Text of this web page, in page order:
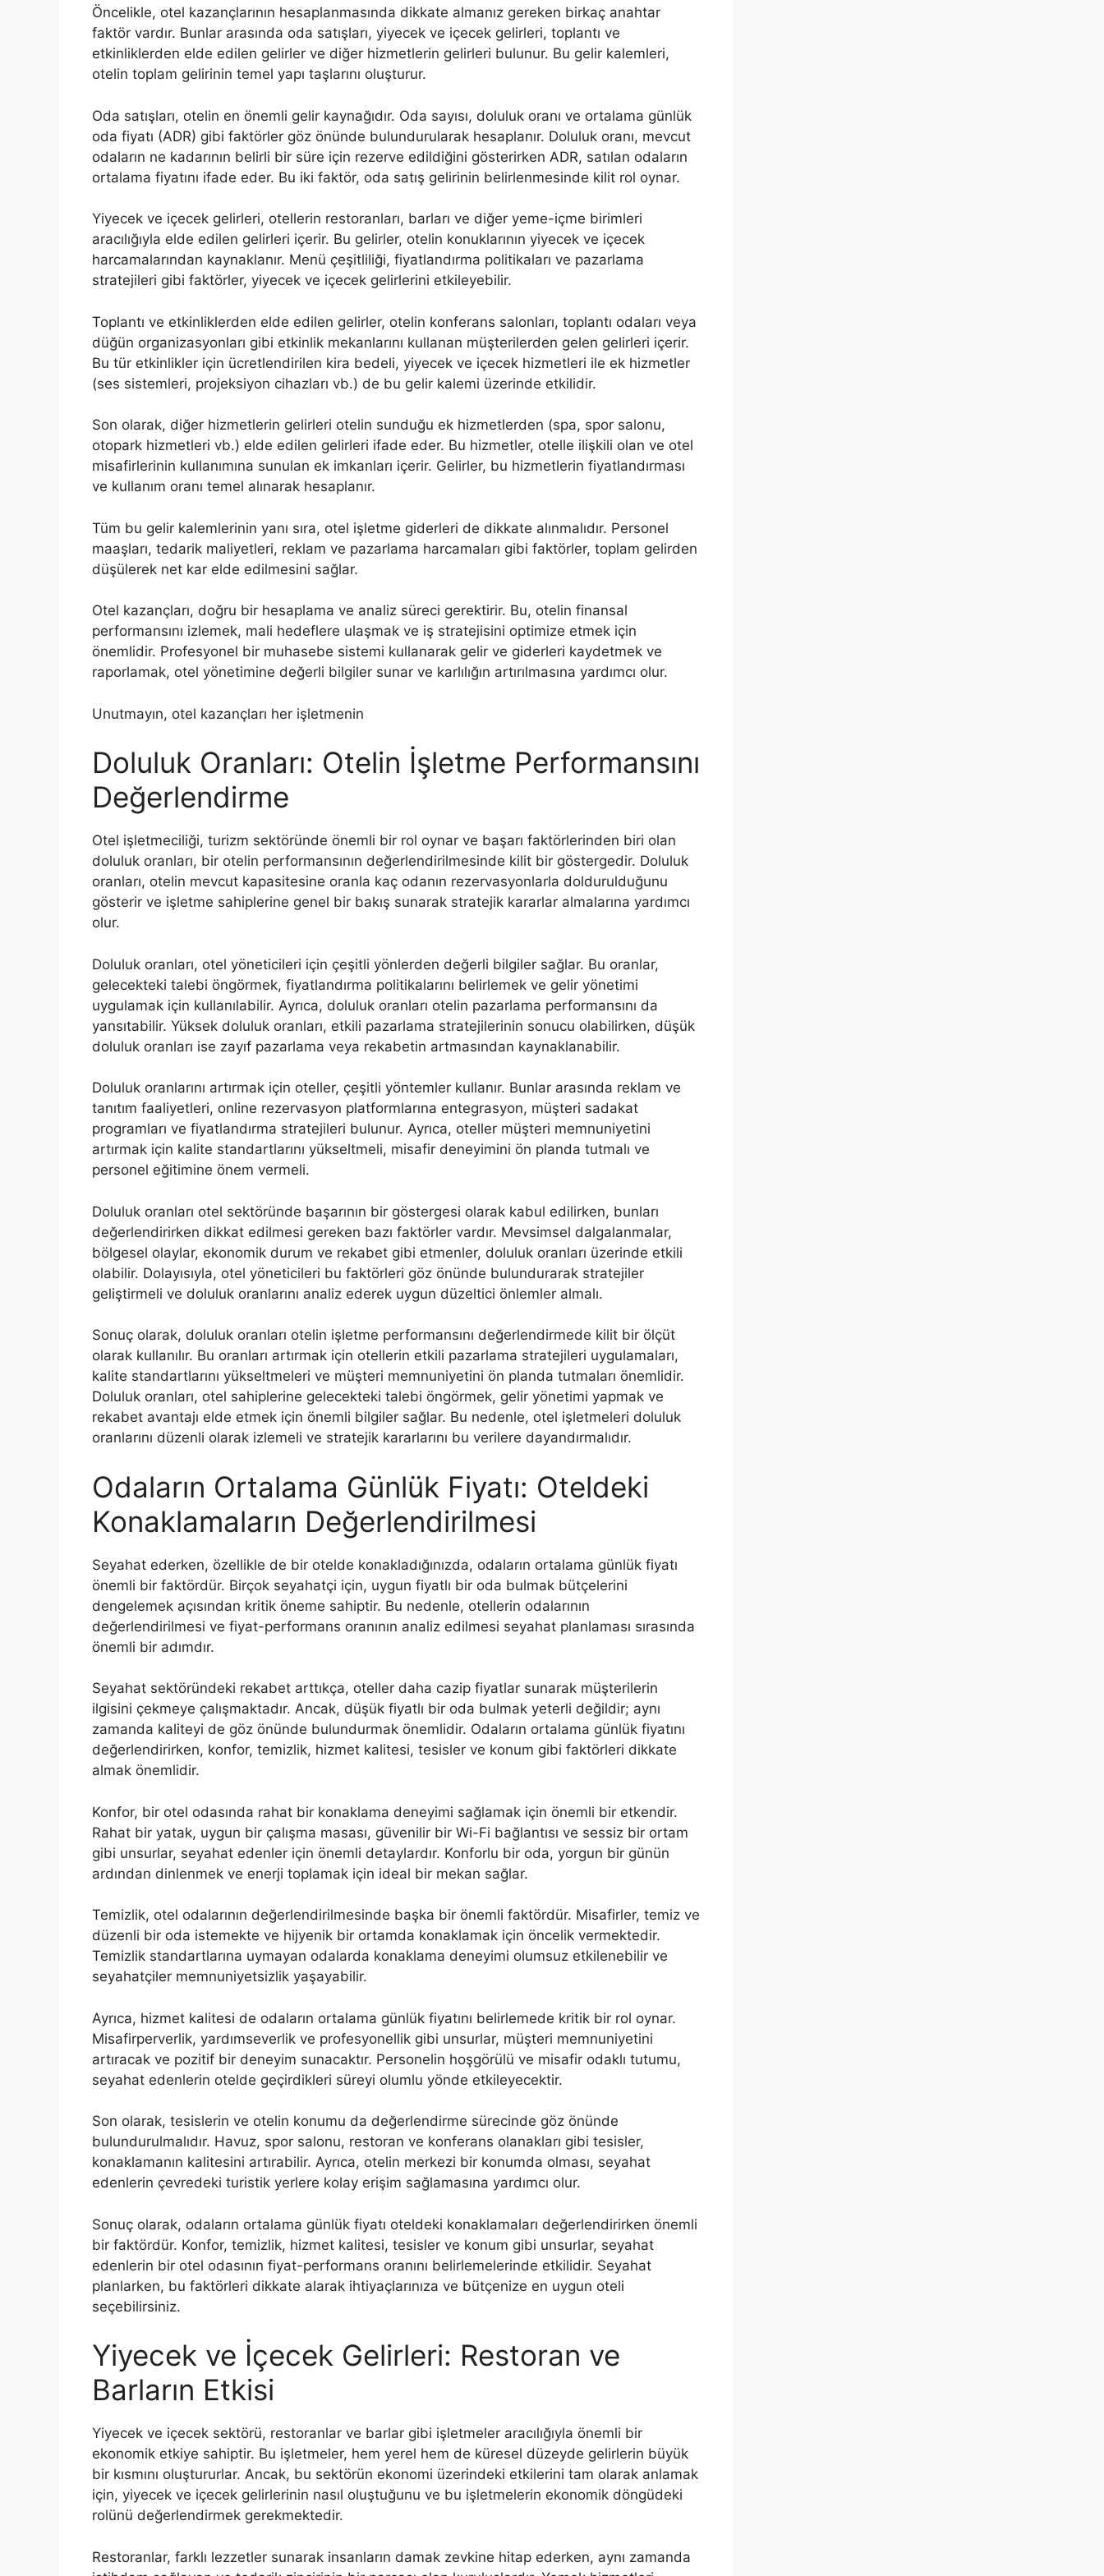
Öncelikle, otel kazançlarının hesaplanmasında dikkate almanız gereken birkaç anahtar
faktör vardır. Bunlar arasında oda satışları, yiyecek ve içecek gelirleri, toplantı ve
etkinliklerden elde edilen gelirler ve diğer hizmetlerin gelirleri bulunur. Bu gelir kalemleri,
otelin toplam gelirinin temel yapı taşlarını oluşturur.
Oda satışları, otelin en önemli gelir kaynağıdır. Oda sayısı, doluluk oranı ve ortalama günlük
oda fiyatı (ADR) gibi faktörler göz önünde bulundurularak hesaplanır. Doluluk oranı, mevcut
odaların ne kadarının belirli bir süre için rezerve edildiğini gösterirken ADR, satılan odaların
ortalama fiyatını ifade eder. Bu iki faktör, oda satış gelirinin belirlenmesinde kilit rol oynar.
Yiyecek ve içecek gelirleri, otellerin restoranları, barları ve diğer yeme-içme birimleri
aracılığıyla elde edilen gelirleri içerir. Bu gelirler, otelin konuklarının yiyecek ve içecek
harcamalarından kaynaklanır. Menü çeşitliliği, fiyatlandırma politikaları ve pazarlama
stratejileri gibi faktörler, yiyecek ve içecek gelirlerini etkileyebilir.
Toplantı ve etkinliklerden elde edilen gelirler, otelin konferans salonları, toplantı odaları veya
düğün organizasyonları gibi etkinlik mekanlarını kullanan müşterilerden gelen gelirleri içerir.
Bu tür etkinlikler için ücretlendirilen kira bedeli, yiyecek ve içecek hizmetleri ile ek hizmetler
(ses sistemleri, projeksiyon cihazları vb.) de bu gelir kalemi üzerinde etkilidir.
Son olarak, diğer hizmetlerin gelirleri otelin sunduğu ek hizmetlerden (spa, spor salonu,
otopark hizmetleri vb.) elde edilen gelirleri ifade eder. Bu hizmetler, otelle ilişkili olan ve otel
misafirlerinin kullanımına sunulan ek imkanları içerir. Gelirler, bu hizmetlerin fiyatlandırması
ve kullanım oranı temel alınarak hesaplanır.
Tüm bu gelir kalemlerinin yanı sıra, otel işletme giderleri de dikkate alınmalıdır. Personel
maaşları, tedarik maliyetleri, reklam ve pazarlama harcamaları gibi faktörler, toplam gelirden
düşülerek net kar elde edilmesini sağlar.
Otel kazançları, doğru bir hesaplama ve analiz süreci gerektirir. Bu, otelin finansal
performansını izlemek, mali hedeflere ulaşmak ve iş stratejisini optimize etmek için
önemlidir. Profesyonel bir muhasebe sistemi kullanarak gelir ve giderleri kaydetmek ve
raporlamak, otel yönetimine değerli bilgiler sunar ve karlılığın artırılmasına yardımcı olur.
Unutmayın, otel kazançları her işletmenin
Doluluk Oranları: Otelin İşletme Performansını
Değerlendirme
Otel işletmeciliği, turizm sektöründe önemli bir rol oynar ve başarı faktörlerinden biri olan
doluluk oranları, bir otelin performansının değerlendirilmesinde kilit bir göstergedir. Doluluk
oranları, otelin mevcut kapasitesine oranla kaç odanın rezervasyonlarla doldurulduğunu
gösterir ve işletme sahiplerine genel bir bakış sunarak stratejik kararlar almalarına yardımcı
olur.
Doluluk oranları, otel yöneticileri için çeşitli yönlerden değerli bilgiler sağlar. Bu oranlar,
gelecekteki talebi öngörmek, fiyatlandırma politikalarını belirlemek ve gelir yönetimi
uygulamak için kullanılabilir. Ayrıca, doluluk oranları otelin pazarlama performansını da
yansıtabilir. Yüksek doluluk oranları, etkili pazarlama stratejilerinin sonucu olabilirken, düşük
doluluk oranları ise zayıf pazarlama veya rekabetin artmasından kaynaklanabilir.
Doluluk oranlarını artırmak için oteller, çeşitli yöntemler kullanır. Bunlar arasında reklam ve
tanıtım faaliyetleri, online rezervasyon platformlarına entegrasyon, müşteri sadakat
programları ve fiyatlandırma stratejileri bulunur. Ayrıca, oteller müşteri memnuniyetini
artırmak için kalite standartlarını yükseltmeli, misafir deneyimini ön planda tutmalı ve
personel eğitimine önem vermeli.
Doluluk oranları otel sektöründe başarının bir göstergesi olarak kabul edilirken, bunları
değerlendirirken dikkat edilmesi gereken bazı faktörler vardır. Mevsimsel dalgalanmalar,
bölgesel olaylar, ekonomik durum ve rekabet gibi etmenler, doluluk oranları üzerinde etkili
olabilir. Dolayısıyla, otel yöneticileri bu faktörleri göz önünde bulundurarak stratejiler
geliştirmeli ve doluluk oranlarını analiz ederek uygun düzeltici önlemler almalı.
Sonuç olarak, doluluk oranları otelin işletme performansını değerlendirmede kilit bir ölçüt
olarak kullanılır. Bu oranları artırmak için otellerin etkili pazarlama stratejileri uygulamaları,
kalite standartlarını yükseltmeleri ve müşteri memnuniyetini ön planda tutmaları önemlidir.
Doluluk oranları, otel sahiplerine gelecekteki talebi öngörmek, gelir yönetimi yapmak ve
rekabet avantajı elde etmek için önemli bilgiler sağlar. Bu nedenle, otel işletmeleri doluluk
oranlarını düzenli olarak izlemeli ve stratejik kararlarını bu verilere dayandırmalıdır.
Odaların Ortalama Günlük Fiyatı: Oteldeki
Konaklamaların Değerlendirilmesi
Seyahat ederken, özellikle de bir otelde konakladığınızda, odaların ortalama günlük fiyatı
önemli bir faktördür. Birçok seyahatçi için, uygun fiyatlı bir oda bulmak bütçelerini
dengelemek açısından kritik öneme sahiptir. Bu nedenle, otellerin odalarının
değerlendirilmesi ve fiyat-performans oranının analiz edilmesi seyahat planlaması sırasında
önemli bir adımdır.
Seyahat sektöründeki rekabet arttıkça, oteller daha cazip fiyatlar sunarak müşterilerin
ilgisini çekmeye çalışmaktadır. Ancak, düşük fiyatlı bir oda bulmak yeterli değildir; aynı
zamanda kaliteyi de göz önünde bulundurmak önemlidir. Odaların ortalama günlük fiyatını
değerlendirirken, konfor, temizlik, hizmet kalitesi, tesisler ve konum gibi faktörleri dikkate
almak önemlidir.
Konfor, bir otel odasında rahat bir konaklama deneyimi sağlamak için önemli bir etkendir.
Rahat bir yatak, uygun bir çalışma masası, güvenilir bir Wi-Fi bağlantısı ve sessiz bir ortam
gibi unsurlar, seyahat edenler için önemli detaylardır. Konforlu bir oda, yorgun bir günün
ardından dinlenmek ve enerji toplamak için ideal bir mekan sağlar.
Temizlik, otel odalarının değerlendirilmesinde başka bir önemli faktördür. Misafirler, temiz ve
düzenli bir oda istemekte ve hijyenik bir ortamda konaklamak için öncelik vermektedir.
Temizlik standartlarına uymayan odalarda konaklama deneyimi olumsuz etkilenebilir ve
seyahatçiler memnuniyetsizlik yaşayabilir.
Ayrıca, hizmet kalitesi de odaların ortalama günlük fiyatını belirlemede kritik bir rol oynar.
Misafirperverlik, yardımseverlik ve profesyonellik gibi unsurlar, müşteri memnuniyetini
artıracak ve pozitif bir deneyim sunacaktır. Personelin hoşgörülü ve misafir odaklı tutumu,
seyahat edenlerin otelde geçirdikleri süreyi olumlu yönde etkileyecektir.
Son olarak, tesislerin ve otelin konumu da değerlendirme sürecinde göz önünde
bulundurulmalıdır. Havuz, spor salonu, restoran ve konferans olanakları gibi tesisler,
konaklamanın kalitesini artırabilir. Ayrıca, otelin merkezi bir konumda olması, seyahat
edenlerin çevredeki turistik yerlere kolay erişim sağlamasına yardımcı olur.
Sonuç olarak, odaların ortalama günlük fiyatı oteldeki konaklamaları değerlendirirken önemli
bir faktördür. Konfor, temizlik, hizmet kalitesi, tesisler ve konum gibi unsurlar, seyahat
edenlerin bir otel odasının fiyat-performans oranını belirlemelerinde etkilidir. Seyahat
planlarken, bu faktörleri dikkate alarak ihtiyaçlarınıza ve bütçenize en uygun oteli
seçebilirsiniz.
Yiyecek ve İçecek Gelirleri: Restoran ve
Barların Etkisi
Yiyecek ve içecek sektörü, restoranlar ve barlar gibi işletmeler aracılığıyla önemli bir
ekonomik etkiye sahiptir. Bu işletmeler, hem yerel hem de küresel düzeyde gelirlerin büyük
bir kısmını oluştururlar. Ancak, bu sektörün ekonomi üzerindeki etkilerini tam olarak anlamak
için, yiyecek ve içecek gelirlerinin nasıl oluştuğunu ve bu işletmelerin ekonomik döngüdeki
rolünü değerlendirmek gerekmektedir.
Restoranlar, farklı lezzetler sunarak insanların damak zevkine hitap ederken, aynı zamanda